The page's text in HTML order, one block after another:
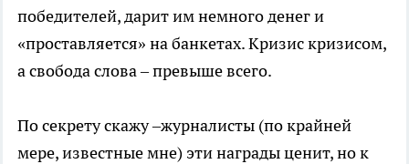
победителей, дарит им немного денег и
«проставляется» на банкетах. Кризис кризисом,
а свобода слова – превыше всего.
По секрету скажу –журналисты (по крайней
мере, известные мне) эти награды ценит, но к